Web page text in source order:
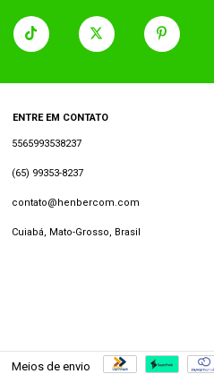
ENTRE EM CONTATO
5565993538237
(65) 99353-8237
contato@henbercom.com
Cuiabá, Mato-Grosso, Brasil
Meios de envio